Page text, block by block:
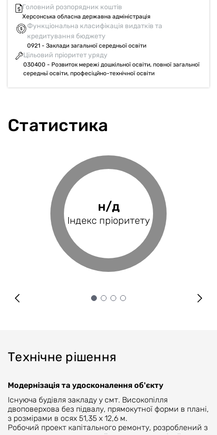
Головний розпорядник коштів
Херсонська обласна державна адміністрація
Функціональна класифікація видатків та
кредитування бюджету
0921 - Заклади загальної середньої освіти
Цільовий пріоритет уряду
030400 - Розвиток мережі дошкільної освіти, повної загальної
середньї освіти, професіцйно-технічної освіти
Статистика
н/д
Індекс пріоритету
100%
Фінансове
покриття
н/д
Індекс BRP
н/д
Оцінка проєкту
Технічне рішення
Модернізація та удосконалення об'єкту
Існуюча будівля закладу у смт. Високопілля
двоповерхова без підвалу, прямокутної форми в плані,
з розмірами в осях 51,35 х 12,6 м.
Робочий проект капітального ремонту, розроблений з